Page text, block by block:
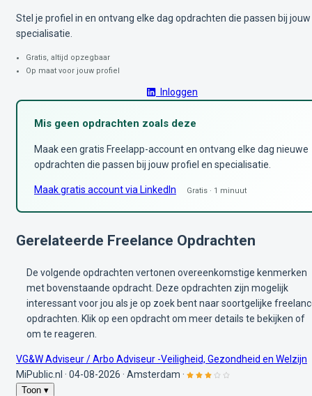
Stel je profiel in en ontvang elke dag opdrachten die passen bij jouw
specialisatie.
Gratis, altijd opzegbaar
Op maat voor jouw profiel
Inloggen
Mis geen opdrachten zoals deze
Maak een gratis Freelapp-account en ontvang elke dag nieuwe
opdrachten die passen bij jouw profiel en specialisatie.
Maak gratis account via LinkedIn Gratis · 1 minuut
Gerelateerde Freelance Opdrachten
De volgende opdrachten vertonen overeenkomstige kenmerken
met bovenstaande opdracht. Deze opdrachten zijn mogelijk
interessant voor jou als je op zoek bent naar soortgelijke
opdrachten. Klik op een opdracht om meer details te bekijken of
om te reageren.
VG&W Adviseur / Arbo Adviseur -Veiligheid, Gezondheid en Welzijn
MiPublic.nl · 04-08-2026 · Amsterdam ·
Toon ▾